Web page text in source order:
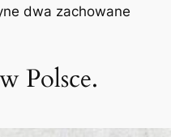
dwa zachowane
Polsce.